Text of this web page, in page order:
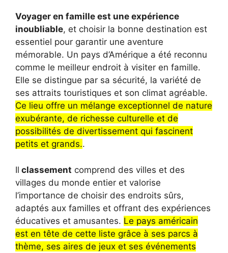
Voyager en famille est une expérience
inoubliable, et choisir la bonne destination est
essentiel pour garantir une aventure
mémorable. Un pays d’Amérique a été reconnu
comme le meilleur endroit à visiter en famille.
Elle se distingue par sa sécurité, la variété de
ses attraits touristiques et son climat agréable.
Ce lieu offre un mélange exceptionnel de nature
exubérante, de richesse culturelle et de
possibilités de divertissement qui fascinent
petits et grands..
Il classement comprend des villes et des
villages du monde entier et valorise
l’importance de choisir des endroits sûrs,
adaptés aux familles et offrant des expériences
éducatives et amusantes. Le pays américain
est en tête de cette liste grâce à ses parcs à
thème, ses aires de jeux et ses événements